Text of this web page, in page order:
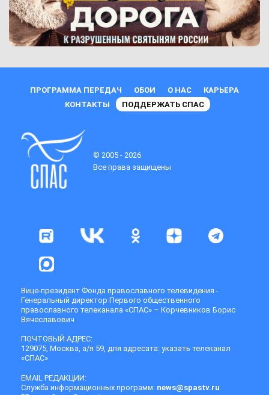
ПРОГРАММА ПЕРЕДАЧ ОБОИ О НАС
КАРЬЕРА
КОНТАКТЫ
ПОДДЕРЖАТЬ СПАС
© 2005 - 2026
Все права защищены
Вице-президент Фонда православного телевидения -
Генеральный директор Первого общественного
православного телеканала «СПАС» – Корчевников Борис
Вячеславович
ПОЧТОВЫЙ АДРЕС:
129075, Москва, а/я 59, для адресата: указать телеканал
«СПАС»
EMAIL РЕДАКЦИИ:
Служба информационных программ: news@spastv.ru